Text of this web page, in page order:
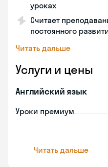
уроках
Считает
постоянного
Читать дальше
Услуги и цены
Английский язык
Уроки премиум
Читать дальше